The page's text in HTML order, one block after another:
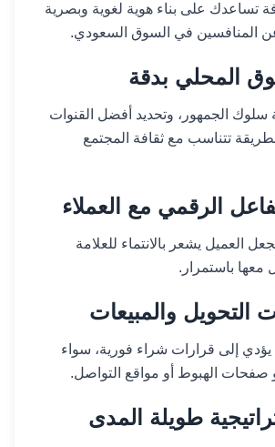
تساعدك على بناء هوية لغوية وبصرية
المنافسين في السوق السعودي.
المحلي بدقة
الجمهور، وتحديد أفضل القنوات
تتناسب مع ثقافة المجتمع
الرقمي مع العملاء
العميل يشعر بالانتماء للعلامة
معها باستمرار.
التحويل والمبيعات
يؤدي إلى قرارات شراء فورية، سواء
صفحات الهبوط أو مواقع التواصل.
طويلة المدى